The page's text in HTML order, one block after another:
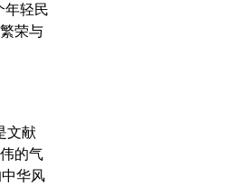
年轻民
荣与
文献
的气
华风